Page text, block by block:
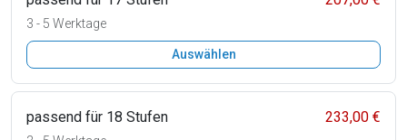
3 - 5 Werktage
Auswählen
passend für 18 Stufen 233,00 €